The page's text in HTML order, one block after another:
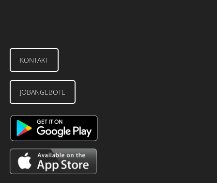
KONTAKT
JOBANGEBOTE